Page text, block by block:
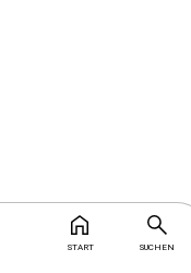
START SUCHEN